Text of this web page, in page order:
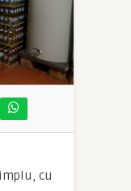
cu